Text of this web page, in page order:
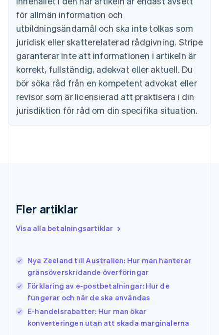
för allmän information och
utbildningsändamål och ska inte tolkas som
juridisk eller skatterelaterad rådgivning. Stripe
garanterar inte att informationen i artikeln är
korrekt, fullständig, adekvat eller aktuell. Du
bör söka råd från en kompetent advokat eller
revisor som är licensierad att praktisera i din
jurisdiktion för råd om din specifika situation.
Fler artiklar
Visa alla betalningsartiklar
Nya Zeeland till Australien: Hur man hanterar
gränsöverskridande överföringar
Förklaring av e-postbetalningar: Hur de
fungerar och när de ska användas
E-handelsrabatter: Hur man ökar
konverteringen utan att skada marginalerna
Cypern
English
English
Estland
English
Fastlandskina
简体中文English
Finland
Frankrike
FrançaisEnglish
English
English
Japan
日本語English
EnglishFrançais
Kroatien
EnglishItaliano
Lettland